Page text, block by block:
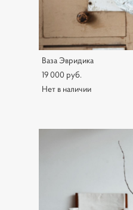
Ваза Эвридика
19 000 pуб.
Нет в наличии